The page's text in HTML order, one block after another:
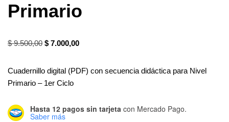
Primario
$9.500,00 $ 7.000,00
Cuadernillo digital (PDF) con secuencia didáctica para Nivel
Primario – 1er Ciclo
Hasta 12 pagos sin tarjeta con Mercado Pago.
Saber más